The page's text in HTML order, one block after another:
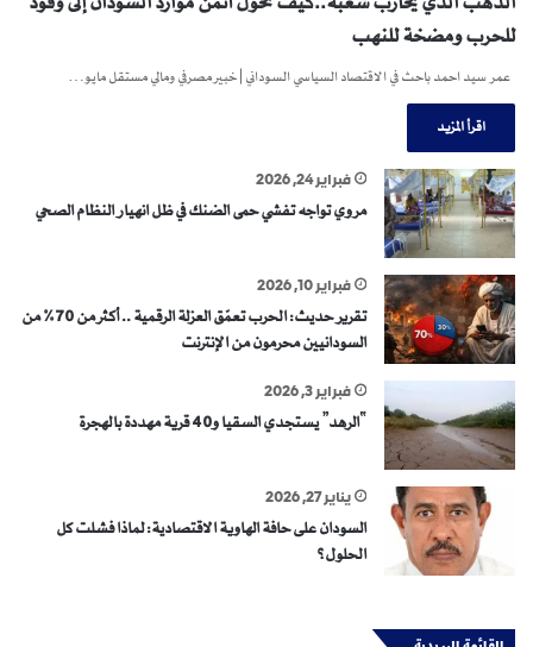
للحرب ومضخة للنهب
عمر سيد احمد باحث في الاقتصاد السياسي السوداني | خبير مصرفي ومالي مستقل مايو…
اقرأ المزيد
فبراير 24, 2026
مروي تواجه تفشي حمى الضنك في ظل انهيار النظام الصحي
فبراير 10, 2026
تقرير حديث: الحرب تعمّق العزلة الرقمية .. أكثر من 70% من
السودانيين محرمون من الإنترنت
فبراير 3, 2026
“الرهد” يستجدي السقيا و40 قرية مهددة بالهجرة
يناير 27, 2026
السودان على حافة الهاوية الاقتصادية: لماذا فشلت كل
الحلول؟